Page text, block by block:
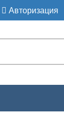
Авторизация